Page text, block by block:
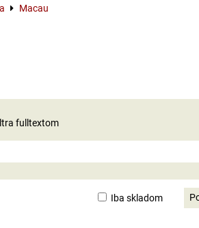
Macau
fulltextom
Iba skladom